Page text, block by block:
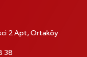
2 Apt, Ortaköy
38